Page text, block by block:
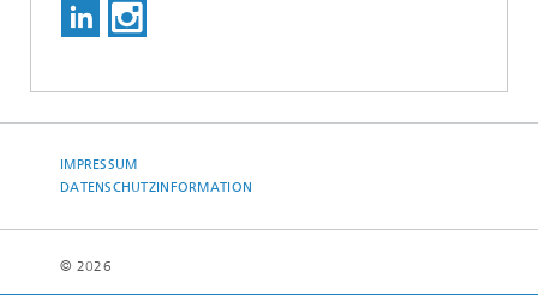
IMPRESSUM
DATENSCHUTZINFORMATION
© 2026